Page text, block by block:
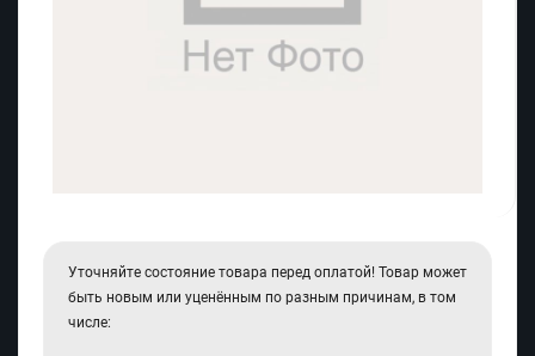
Уточняйте состояние товара перед оплатой! Товар может
быть новым или уценённым по разным причинам, в том
числе: